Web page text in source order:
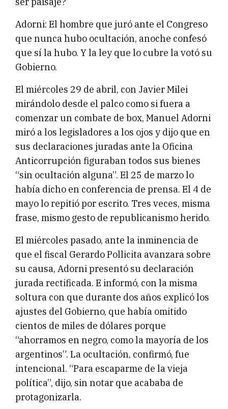
Adorni: El hombre que juró ante el Congreso
que nunca hubo ocultación, anoche confesó
que sí la hubo. Y la ley que lo cubre la votó su
Gobierno.
El miércoles 29 de abril, con Javier Milei
mirándolo desde el palco como si fuera a
comenzar un combate de box, Manuel Adorni
miró a los legisladores a los ojos y dijo que en
sus declaraciones juradas ante la Oficina
Anticorrupción figuraban todos sus bienes
“sin ocultación alguna”. El 25 de marzo lo
había dicho en conferencia de prensa. El 4 de
mayo lo repitió por escrito. Tres veces, misma
frase, mismo gesto de republicanismo herido.
El miércoles pasado, ante la inminencia de
que el fiscal Gerardo Pollicita avanzara sobre
su causa, Adorni presentó su declaración
jurada rectificada. E informó, con la misma
soltura con que durante dos años explicó los
ajustes del Gobierno, que había omitido
cientos de miles de dólares porque
“ahorramos en negro, como la mayoría de los
argentinos”. La ocultación, confirmó, fue
intencional. “Para escaparme de la vieja
política”, dijo, sin notar que acababa de
protagonizarla.